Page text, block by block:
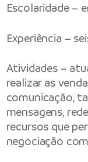
Escolaridade –
Experiência –
Atividades –
realizar as
comunicação,
mensagens,
recursos que
negociação